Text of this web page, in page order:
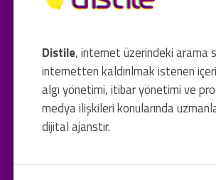
Distile, internet üzerindeki arama
internetten kaldırılmak istenen
algı yönetimi, itibar yönetimi ve
medya ilişkileri konularında
dijital ajanstır.